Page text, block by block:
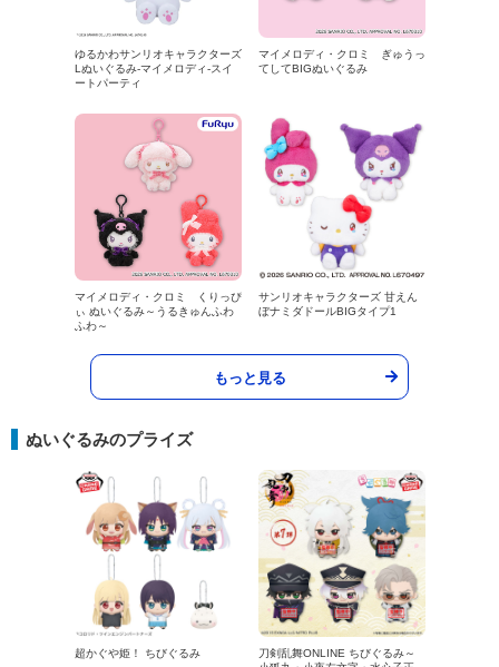
ゆるかわサンリオキャラクターズ
Lぬいぐるみ‐マイメロディ‐スイ
ートパーティ
マイメロディ・クロミ ぎゅうっ
てしてBIGぬいぐるみ
マイメロディ・クロミ くりっぴ
ぃ ぬいぐるみ～うるきゅんふわ
ふわ～
サンリオキャラクターズ 甘えん
ぼナミダドールBIGタイプ1
もっと見る
ぬいぐるみのプライズ
超かぐや姫！ ちびぐるみ
刀剣乱舞ONLINE ちびぐるみ～